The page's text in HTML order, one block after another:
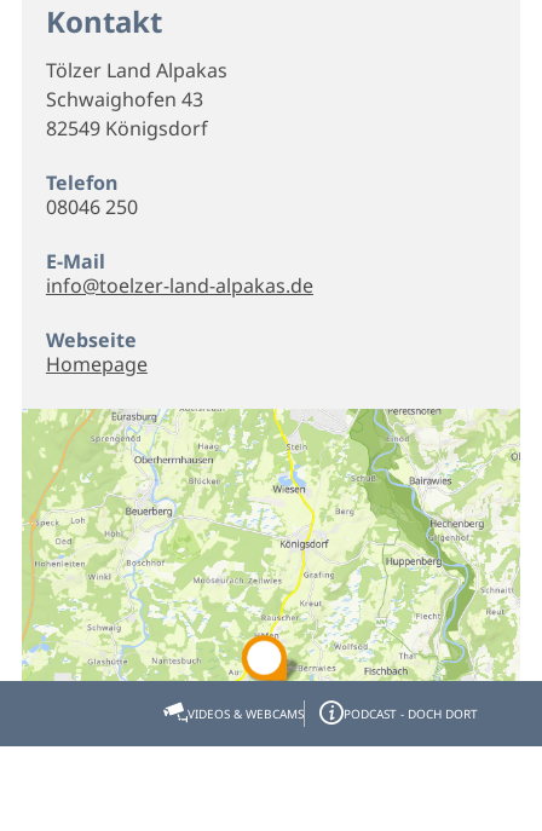
Kontakt
Tölzer Land Alpakas
Schwaighofen 43
82549 Königsdorf
Telefon
08046 250
E-Mail
info@toelzer-land-alpakas.de
Webseite
Homepage
VIDEOS & WEBCAMS PODCAST - DOCH DORT